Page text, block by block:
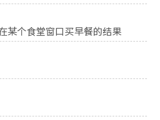
某个食堂窗口买早餐的结果